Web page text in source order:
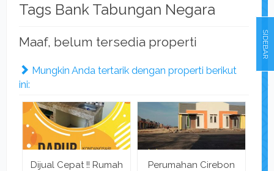
Tags Bank Tabungan Negara
Maaf, belum tersedia properti
Mungkin Anda tertarik dengan properti berikut
ini:
Dijual Cepat !! Rumah
Perumahan Cirebon
SIDEBAR